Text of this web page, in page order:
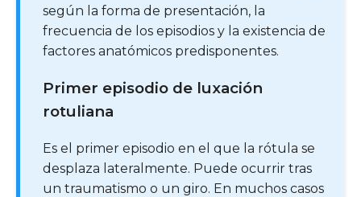
según la forma de presentación, la
frecuencia de los episodios y la existencia de
factores anatómicos predisponentes.
Primer episodio de luxación
rotuliana
Es el primer episodio en el que la rótula se
desplaza lateralmente. Puede ocurrir tras
un traumatismo o un giro. En muchos casos